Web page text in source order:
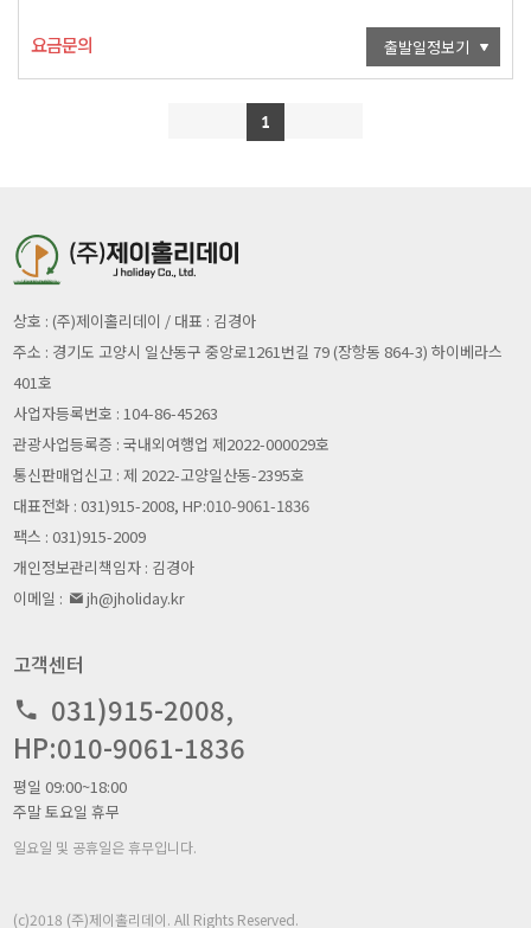
요금문의 출발일정보기
1
상호 : (주)제이홀리데이 / 대표 : 김경아
주소 : 경기도 고양시 일산동구 중앙로1261번길 79 (장항동 864-3) 하이베라스
401호
사업자등록번호 : 104-86-45263
관광사업등록증 : 국내외여행업 제2022-000029호
통신판매업신고 : 제 2022-고양일산동-2395호
대표전화 : 031)915-2008, HP:010-9061-1836
팩스 : 031)915-2009
개인정보관리책임자 : 김경아
이메일 :
jh@jholiday.kr
고객센터
031)915-2008,
HP:010-9061-1836
평일 09:00~18:00
주말 토요일 휴무
일요일 및 공휴일은 휴무입니다.
(c)2018 (주)제이홀리데이. All Rights Reserved.